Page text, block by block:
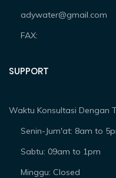
adywater@gmail.com
FAX:
SUPPORT
Waktu Konsultasi Dengan
Senin-Jum'at: 8am to
Sabtu: 09am to 1pm
Minggu: Closed